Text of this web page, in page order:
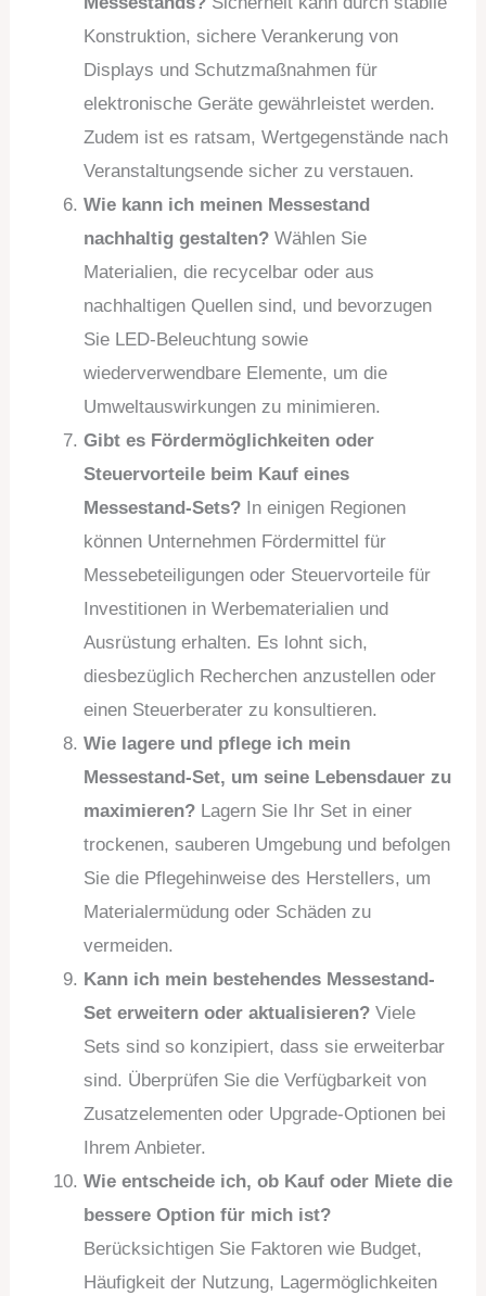
Konstruktion, sichere Verankerung von
Displays und Schutzmaßnahmen für
elektronische Geräte gewährleistet werden.
Zudem ist es ratsam, Wertgegenstände nach
Veranstaltungsende sicher zu verstauen.
Wie kann ich meinen Messestand
nachhaltig gestalten? Wählen Sie
Materialien, die recycelbar oder aus
nachhaltigen Quellen sind, und bevorzugen
Sie LED-Beleuchtung sowie
wiederverwendbare Elemente, um die
Umweltauswirkungen zu minimieren.
Gibt es Fördermöglichkeiten oder
Steuervorteile beim Kauf eines
Messestand-Sets? In einigen Regionen
können Unternehmen Fördermittel für
Messebeteiligungen oder Steuervorteile für
Investitionen in Werbematerialien und
Ausrüstung erhalten. Es lohnt sich,
diesbezüglich Recherchen anzustellen oder
einen Steuerberater zu konsultieren.
Wie lagere und pflege ich mein
Messestand-Set, um seine Lebensdauer zu
maximieren? Lagern Sie Ihr Set in einer
trockenen, sauberen Umgebung und befolgen
Sie die Pflegehinweise des Herstellers, um
Materialermüdung oder Schäden zu
vermeiden.
Kann ich mein bestehendes Messestand-
Set erweitern oder aktualisieren? Viele
Sets sind so konzipiert, dass sie erweiterbar
sind. Überprüfen Sie die Verfügbarkeit von
Zusatzelementen oder Upgrade-Optionen bei
Ihrem Anbieter.
Wie entscheide ich, ob Kauf oder Miete die
bessere Option für mich ist?
Berücksichtigen Sie Faktoren wie Budget,
Häufigkeit der Nutzung, Lagermöglichkeiten